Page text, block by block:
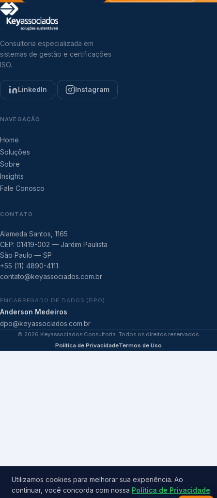
Consultoria especializada em
sistemas de gestão e certificações
ISO.
LinkedIn Instagram
NAVEGAÇÃO
Home
Soluções
Sobre
Insights
Fale Conosco
CONTATO
Alameda Santos, 1165
CEP: 01419-002 — Jardim Paulista
São Paulo — SP
+55 (11) 4890-4111
contato@keyassociados.com.br
ENCARREGADO DE DADOS (DPO)
Anderson Medeiros
dpo@keyassociados.com.br
© 2026 Keyassociados Consultoria. Todos os direitos reservados.
Política de PrivacidadeTermos de Uso
Utilizamos cookies para melhorar sua experiência. Ao
continuar, você concorda com nossa Política de Privacidade.